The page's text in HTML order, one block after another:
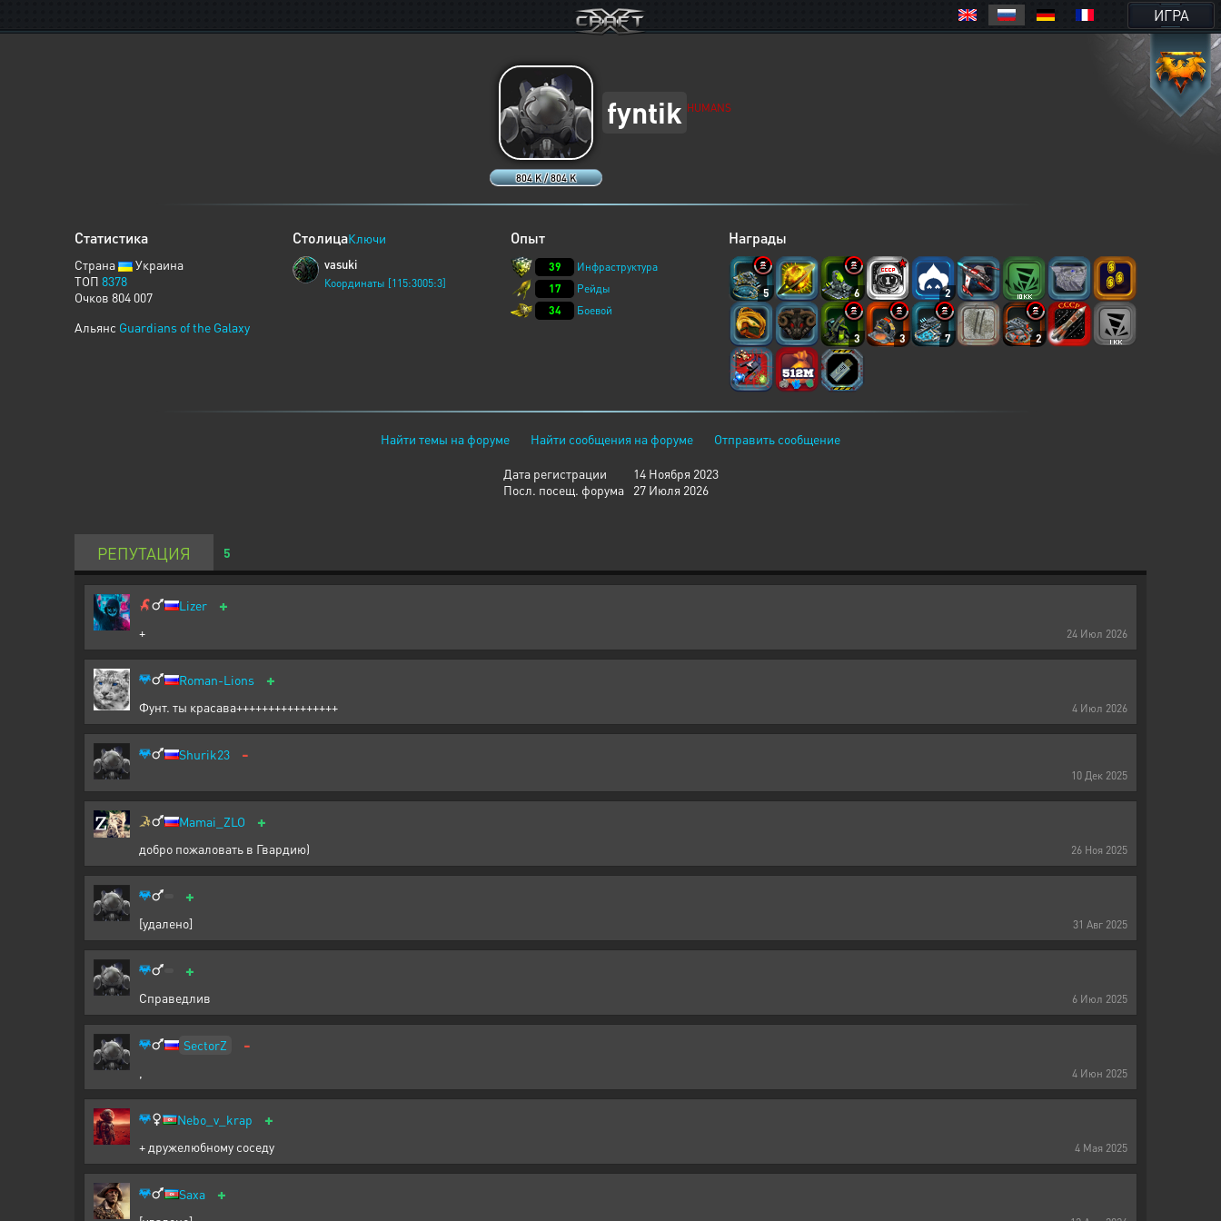
ИГРА
804 K / 804 K
fyntik HUMANS
Статистика
Страна
Украина
ТОП 8378
Очков 804 007
Альянс Guardians of the Galaxy
СтолицаКлючи
vasuki
Координаты [115:3005:3]
Опыт
39
Инфраструктура
17
Рейды
34
Боевой
Награды
5 6 2
3 3 7 2
Найти темы на форуме Найти сообщения на форуме Отправить сообщение
Дата регистрации
14 Ноября 2023
Посл. посещ. форума
27 Июля 2026
РЕПУТАЦИЯ 5
24 Июл 2026
Lizer +
+
4 Июл 2026
Roman-Lions +
Фунт. ты красава++++++++++++++++
10 Дек 2025
Shurik23 -
26 Ноя 2025
Mamai_ZLO +
добро пожаловать в Гвардию)
31 Авг 2025
+
[удалено]
6 Июл 2025
+
Справедлив
4 Июн 2025
SectorZ -
4 Мая 2025
Nebo_v_krap +
+ дружелюбному соседу
Saxa +